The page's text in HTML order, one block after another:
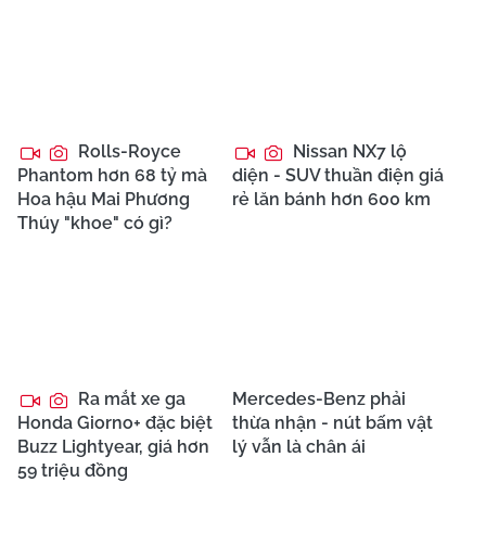
Rolls-Royce
Phantom hơn 68 tỷ mà
Hoa hậu Mai Phương
Thúy "khoe" có gì?
Nissan NX7 lộ
diện - SUV thuần điện giá
rẻ lăn bánh hơn 600 km
Ra mắt xe ga
Honda Giorno+ đặc biệt
Buzz Lightyear, giá hơn
59 triệu đồng
Mercedes-Benz phải
thừa nhận - nút bấm vật
lý vẫn là chân ái